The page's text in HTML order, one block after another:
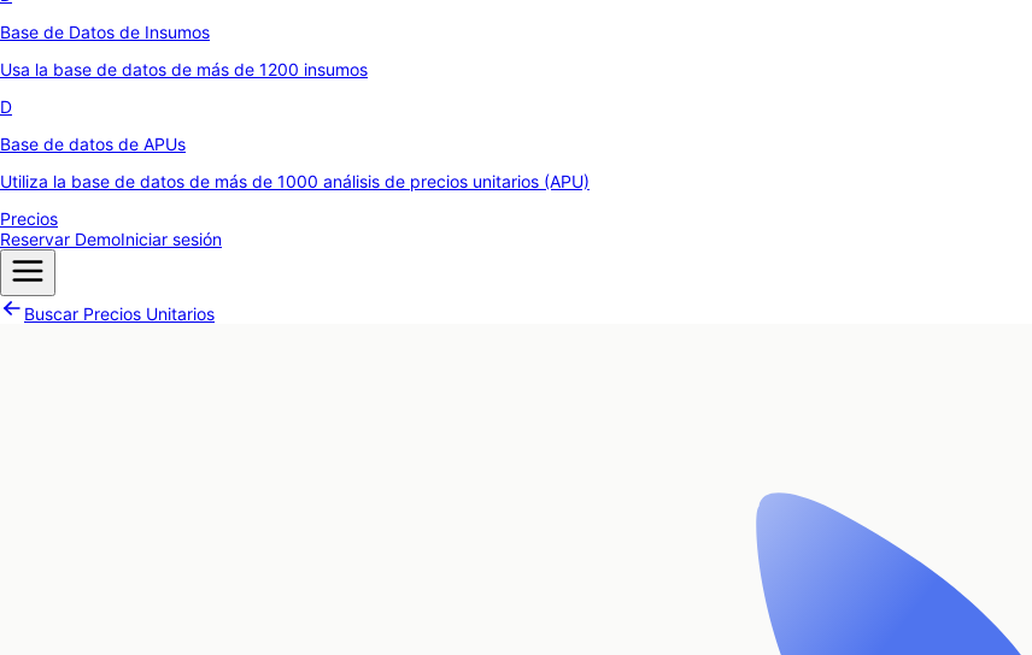
Base de Datos de Insumos
Usa la base de datos de más de 1200 insumos
D
Base de datos de APUs
Utiliza la base de datos de más de 1000 análisis de precios unitarios (APU)
Precios
Reservar DemoIniciar sesión
Buscar Precios Unitarios